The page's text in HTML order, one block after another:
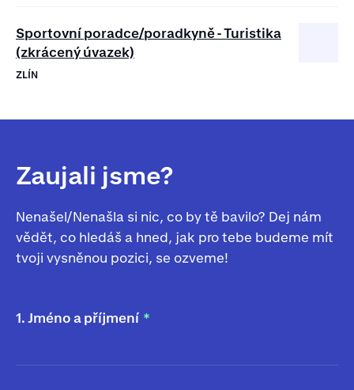
Sportovní poradce/poradkyně - Turistika
(zkrácený úvazek)
ZLÍN
Zaujali jsme?
Nenašel/Nenašla si nic, co by tě bavilo? Dej nám
vědět, co hledáš a hned, jak pro tebe budeme mít
tvoji vysněnou pozici, se ozveme!
1. Jméno a příjmení